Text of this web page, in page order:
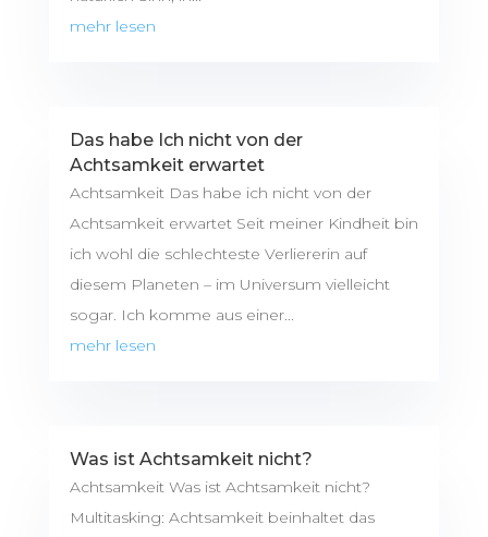
mehr lesen
Das habe Ich nicht von der
Achtsamkeit erwartet
Achtsamkeit Das habe ich nicht von der
Achtsamkeit erwartet Seit meiner Kindheit bin
ich wohl die schlechteste Verliererin auf
diesem Planeten – im Universum vielleicht
sogar. Ich komme aus einer...
mehr lesen
Was ist Achtsamkeit nicht?
Achtsamkeit Was ist Achtsamkeit nicht?
Multitasking: Achtsamkeit beinhaltet das